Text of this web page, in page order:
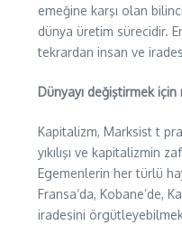
emeğine karşı olan
dünya üretim sürecidir.
tekrardan insan ve
Dünyayı değiştirmek
Kapitalizm, Marksist t
yıkılışı ve kapitalizmin
Egemenlerin her türlü
Fransa’da, Kobane’de,
iradesini